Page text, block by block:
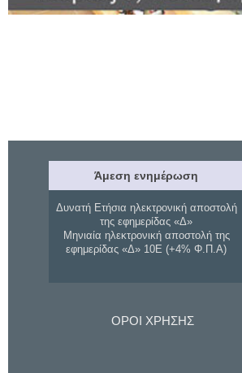
Άμεση ενημέρωση
Δυνατή Ετήσια ηλεκτρονική αποστολή
της εφημερίδας «Δ»
Μηνιαία ηλεκτρονική αποστολή της
εφημερίδας «Δ» 10Ε (+4% Φ.Π.Α)
ΟΡΟΙ ΧΡΗΣΗΣ